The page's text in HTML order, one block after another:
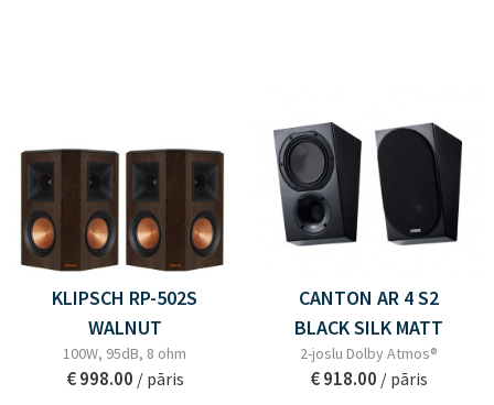
KLIPSCH RP-502S
WALNUT
100W, 95dB, 8 ohm
€ 998.00 / pāris
CANTON AR 4 S2
BLACK SILK MATT
2-joslu Dolby Atmos®
€ 918.00 / pāris